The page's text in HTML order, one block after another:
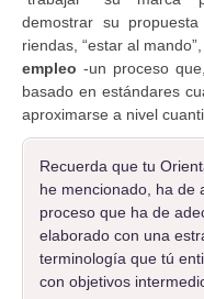
demostrar su
riendas, “estar al mando”,
empleo -un proceso
basado en estándares
aproximarse a nivel
Recuerda que tu
he mencionado, ha de
proceso que ha de
elaborado con una
terminología que tú
con objetivos